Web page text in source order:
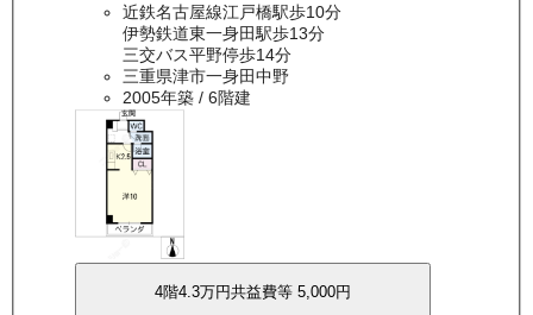
近鉄名古屋線江戸橋駅歩10分
伊勢鉄道東一身田駅歩13分
三交バス平野停歩14分
三重県津市一身田中野
2005年築/ 6階建
4階4.3万円共益費等 5,000円